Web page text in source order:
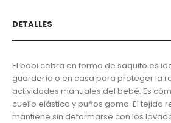
DETALLES
El babi cebra en forma de saquito es
guardería o en casa para proteger la
actividades manuales del bebé. Es
cuello elástico y puños goma. El tejido
mantiene sin deformarse con los